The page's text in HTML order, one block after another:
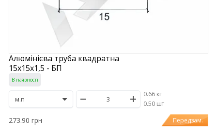
Алюмінієва труба квадратна
15х15х1,5 - БП
В наявності
0.66 кг
/0.50 шт
273.90 грн Передзам.